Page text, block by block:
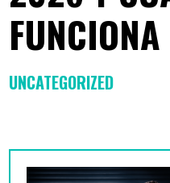
FUNCIONA
UNCATEGORIZED